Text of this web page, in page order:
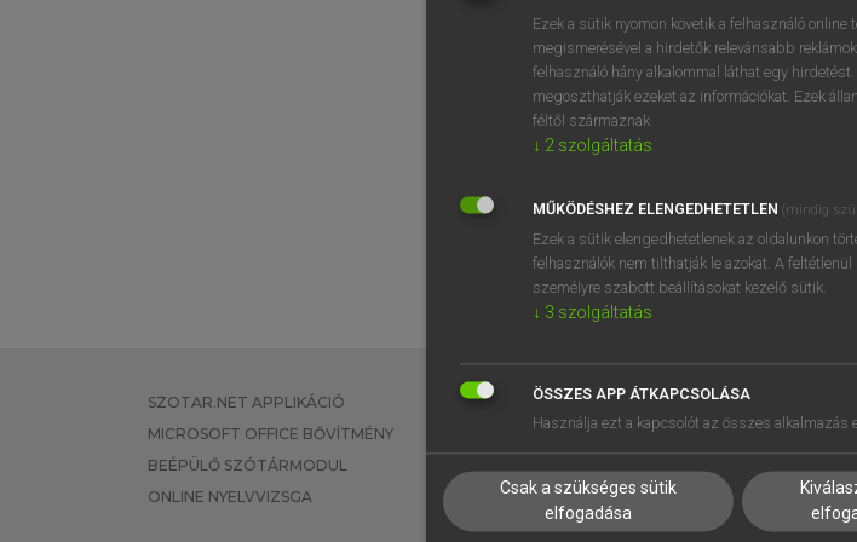
BELÉPÉS
SZOTAR.NET APPLIKÁCIÓ
MICROSOFT OFFICE BŐVÍTMÉNY
BEÉPÜLŐ SZÓTÁRMODUL
ONLINE NYELVVIZSGA
EGYÉNI FELHASZNÁLÓKNAK
TANULÓKNAK
VÁLLALATI MEGOLDÁSOK
SÚGÓ
RÓLUNK
SÜTI BEÁLLÍTÁSOK
Ezek a sütik nyomon követik a felhasználó
megismerésével a hirdetők relevánsabb
felhasználó hány alkalommal láthat egy
megoszthatják ezeket az információkat. Ezek
féltől származnak.
↓ 2 szolgáltatás
MŰKÖDÉSHEZ ELENGEDHETETLEN (mindig
Ezek a sütik elengedhetetlenek az oldalunkon
felhasználók nem tilthatják le azokat. A
személyre szabott beállításokat kezelő sütik.
↓ 3 szolgáltatás
ÖSSZES APP ÁTKAPCSOLÁSA
Használja ezt a kapcsolót az összes
Csak a szükséges sütik
elfogadása